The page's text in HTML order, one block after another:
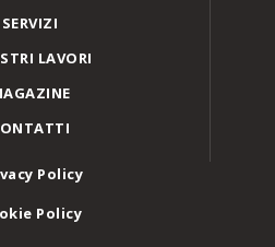
SERVIZI
LAVORI
Policy
Policy